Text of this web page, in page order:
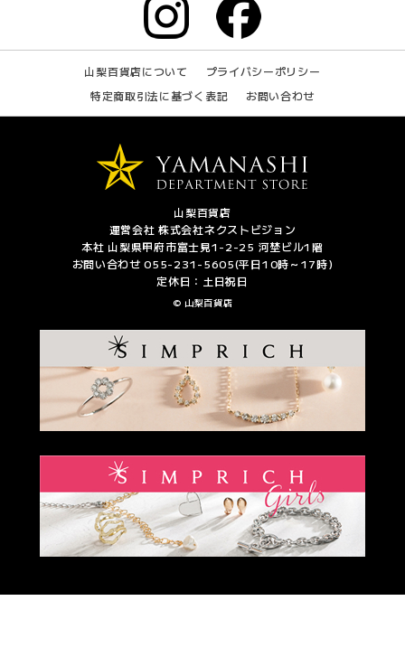
山梨百貨店について
プライバシーポリシー
特定商取引法に基づく表記
お問い合わせ
山梨百貨店
運営会社 株式会社ネクストビジョン
本社 山梨県甲府市富士見1-2-25 河埜ビル1階
お問い合わせ 055-231-5605(平日10時～17時)
定休日：土日祝日
© 山梨百貨店